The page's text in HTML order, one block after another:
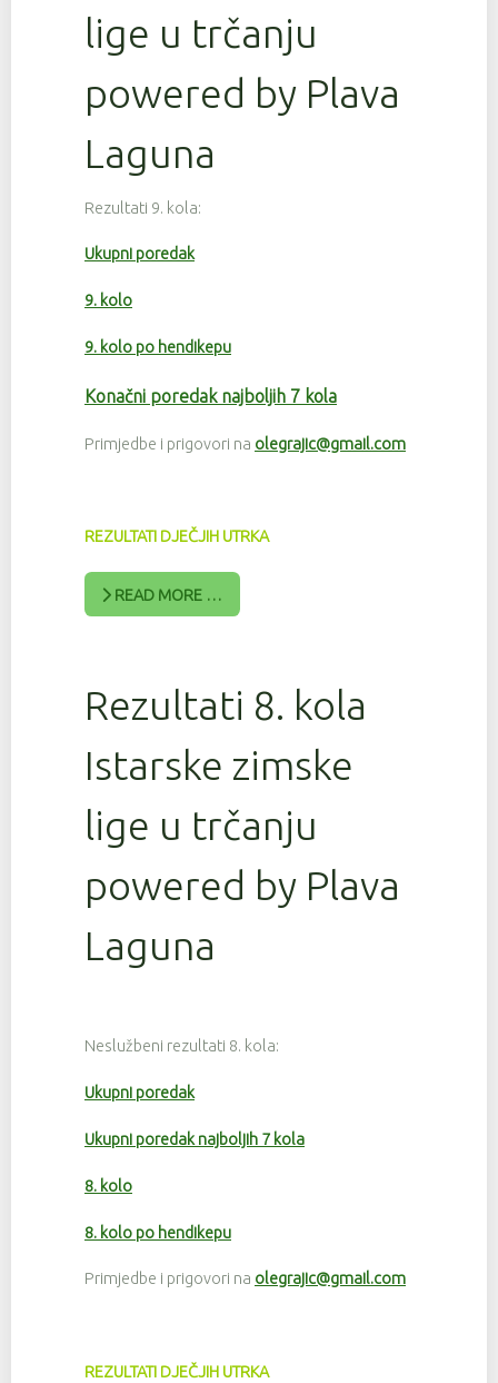
lige u trčanju
powered by Plava
Laguna
Rezultati 9. kola:
Ukupni poredak
9. kolo
9. kolo po hendikepu
Konačni poredak najboljih 7 kola
Primjedbe i prigovori na olegrajic@gmail.com
REZULTATI DJEČJIH UTRKA
READ MORE …
Rezultati 8. kola
Istarske zimske
lige u trčanju
powered by Plava
Laguna
Neslužbeni rezultati 8. kola:
Ukupni poredak
Ukupni poredak najboljih 7 kola
8. kolo
8. kolo po hendikepu
Primjedbe i prigovori na olegrajic@gmail.com
REZULTATI DJEČJIH UTRKA